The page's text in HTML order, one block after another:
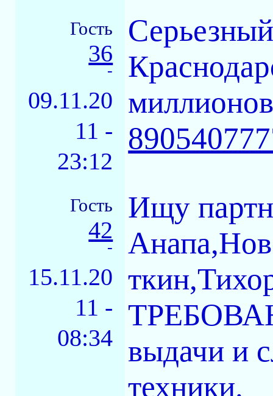
Гость
36
-
09.11.20
11 -
23:12
Гость
42
-
15.11.20
11 -
08:34
Ищу
выдачи и
техники.